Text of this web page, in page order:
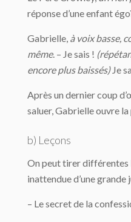
réponse d’une enfant
Gabrielle, à voix basse,
même. – Je sais !
encore plus baissés)Je
Après un dernier coup
saluer, Gabrielle ouvre
b) Leçons
On peut tirer différentes
inattendue d’une
– Le secret de la